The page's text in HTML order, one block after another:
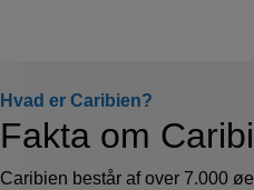
Hvad er Caribien?
Fakta om
Caribien består af over 7.000